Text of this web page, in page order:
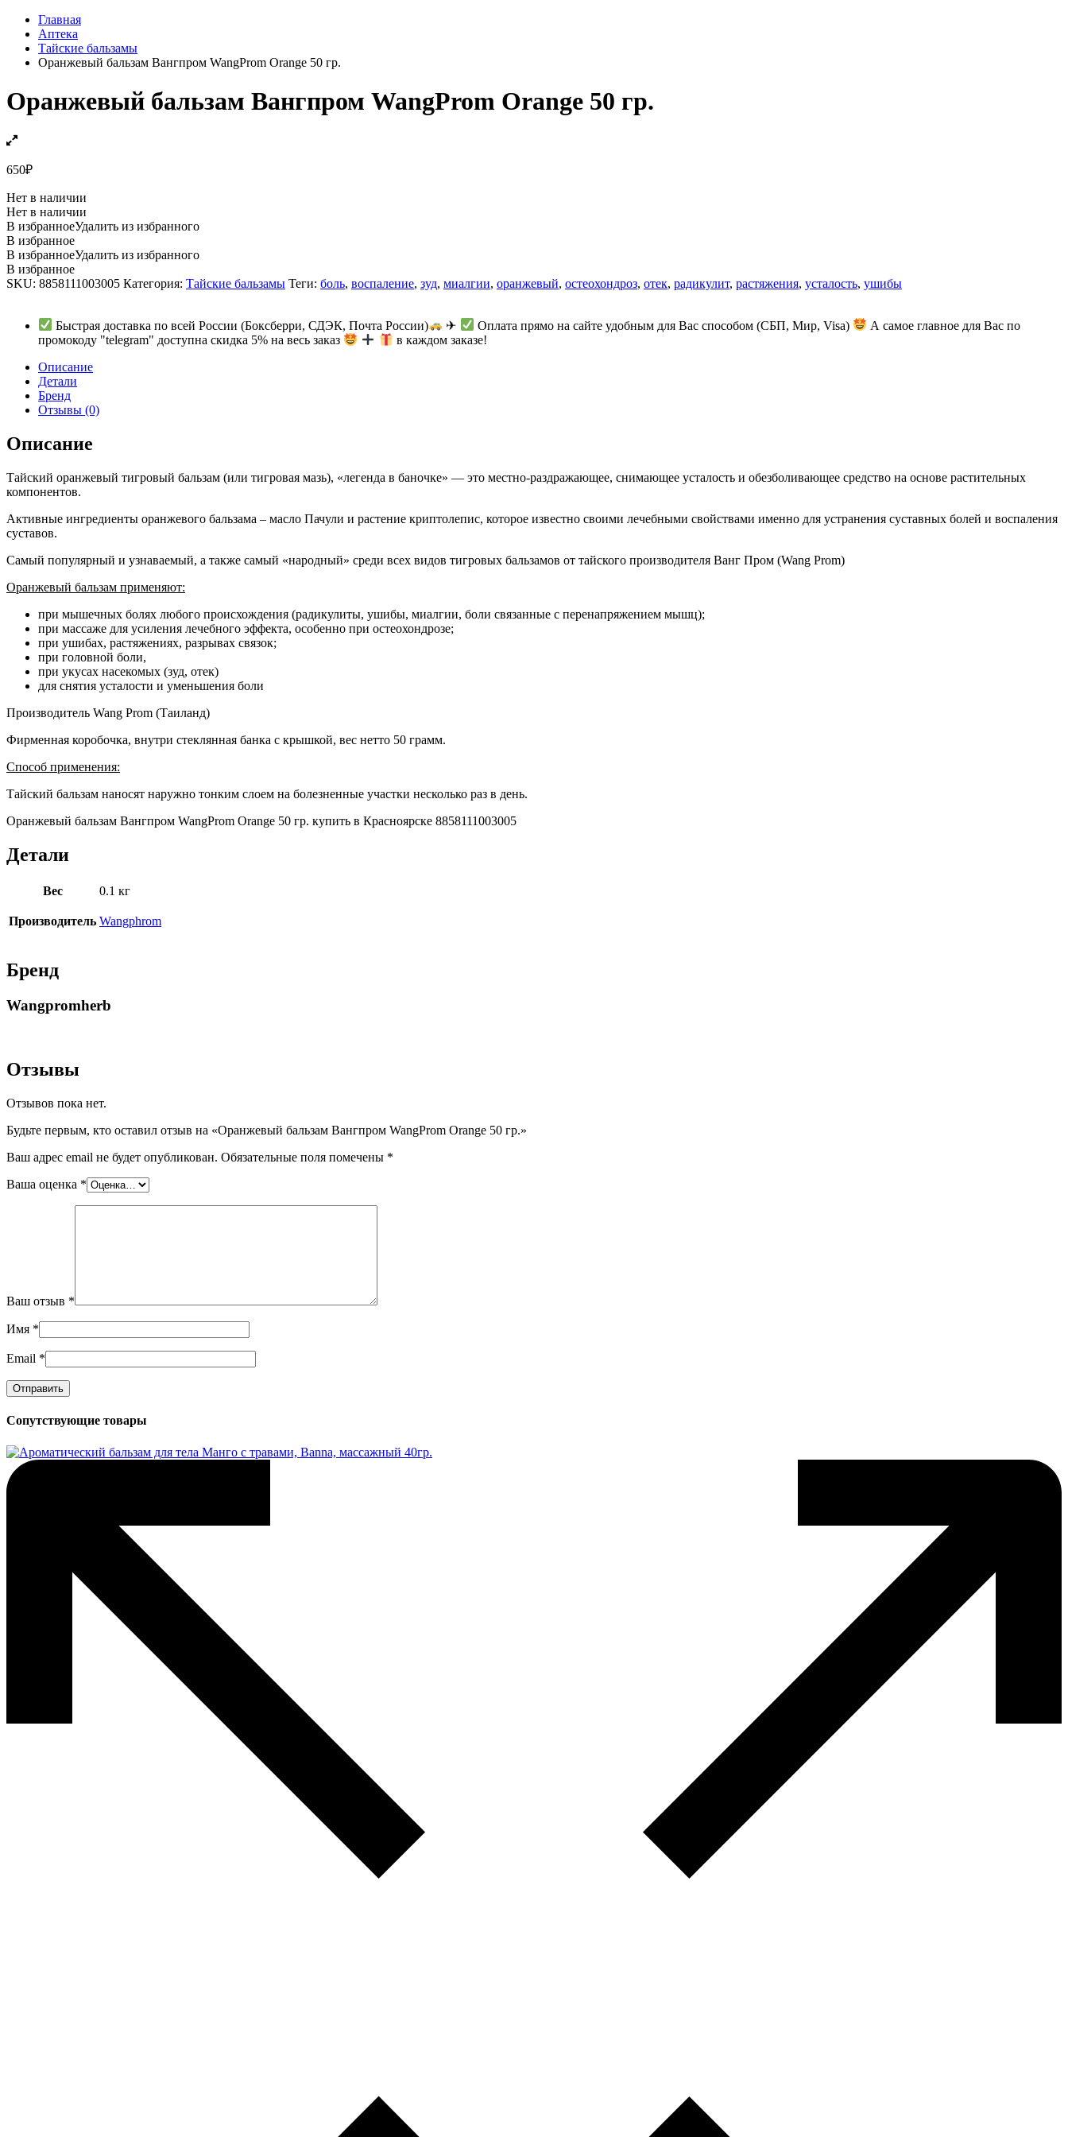
Главная
Аптека
Тайские бальзамы
Оранжевый бальзам Вангпром WangProm Orange 50 гр.
Оранжевый бальзам Вангпром WangProm Orange 50 гр.
650₽
Нет в наличии
Нет в наличии
В избранноеУдалить из избранного
В избранное
В избранноеУдалить из избранного
В избранное
SKU: 8858111003005 Категория: Тайские бальзамы Теги: боль, воспаление, зуд, миалгии, оранжевый, остеохондроз, отек, радикулит, растяжения, усталость, ушибы
Быстрая доставка по всей России (Боксберри, СДЭК, Почта России) ✈ Оплата прямо на сайте удобным для Вас способом (СБП, Мир, Visa)
А самое главное для Вас по
промокоду "telegram" доступна скидка 5% на весь заказ
в каждом заказе!
Описание
Детали
Бренд
Отзывы (0)
Описание
Тайский оранжевый тигровый бальзам (или тигровая мазь), «легенда в баночке» — это местно-раздражающее, снимающее усталость и обезболивающее средство на основе растительных
компонентов.
Активные ингредиенты оранжевого бальзама – масло Пачули и растение криптолепис, которое известно своими лечебными свойствами именно для устранения суставных болей и воспаления
суставов.
Самый популярный и узнаваемый, а также самый «народный» среди всех видов тигровых бальзамов от тайского производителя Ванг Пром (Wang Prom)
Оранжевый бальзам применяют:
при мышечных болях любого происхождения (радикулиты, ушибы, миалгии, боли связанные с перенапряжением мышц);
при массаже для усиления лечебного эффекта, особенно при остеохондрозе;
при ушибах, растяжениях, разрывах связок;
при головной боли,
при укусах насекомых (зуд, отек)
для снятия усталости и уменьшения боли
Производитель Wang Prom (Таиланд)
Фирменная коробочка, внутри стеклянная банка с крышкой, вес нетто 50 грамм.
Способ применения:
Тайский бальзам наносят наружно тонким слоем на болезненные участки несколько раз в день.
Оранжевый бальзам Вангпром WangProm Orange 50 гр. купить в Красноярске 8858111003005
Детали
Вес 0.1 кг
Производитель Wangphrom
Бренд
Wangpromherb
Отзывы
Отзывов пока нет.
Будьте первым, кто оставил отзыв на «Оранжевый бальзам Вангпром WangProm Orange 50 гр.»
Ваш адрес email не будет опубликован. Обязательные поля помечены *
Ваша оценка *
Ваш отзыв *
Имя *
Email *
Сопутствующие товары